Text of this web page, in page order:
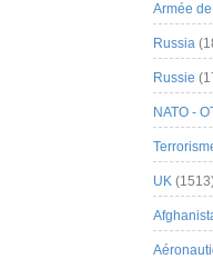
Armée
Russia
Russie
NATO -
UK